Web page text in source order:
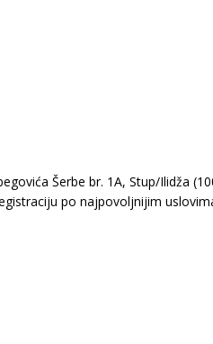
Šerbe br. 1A, Stup/Ilidža
po najpovoljnijim